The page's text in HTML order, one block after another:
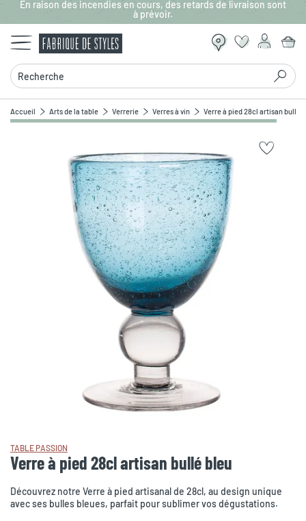
Aller au contenu principal
En raison des incendies en cours, des retards de livraison sont
à prévoir.
Recherche
Accueil Arts de la table Verrerie Verres à vin Verre à pied 28cl artisan bullé
TABLE PASSION
Verre à pied 28cl artisan bullé bleu
Découvrez notre Verre à pied artisanal de 28cl, au design unique
avec ses bulles bleues, parfait pour sublimer vos dégustations.